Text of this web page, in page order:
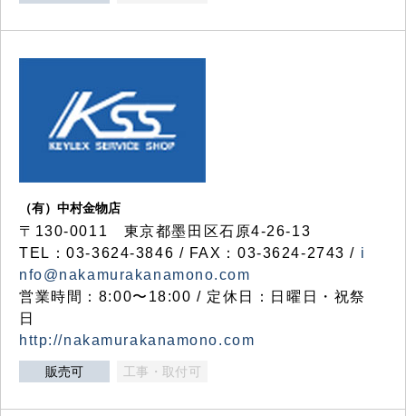
（有）中村金物店
〒130-0011 東京都墨田区石原4-26-13
TEL：03-3624-3846 / FAX：03-3624-2743 / i
nfo@nakamurakanamono.com
営業時間：8:00〜18:00 / 定休日：日曜日・祝祭
日
http://nakamurakanamono.com
販売可 工事・取付可